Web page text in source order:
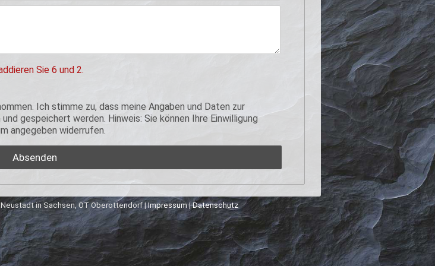
Sie 6 und 2.
Ich stimme zu, dass meine Angaben und Daten zur
gespeichert werden. Hinweis: Sie können Ihre Einwilligung
angegeben widerrufen.
in Sachsen, OT Oberottendorf |Impressum|Datenschutz